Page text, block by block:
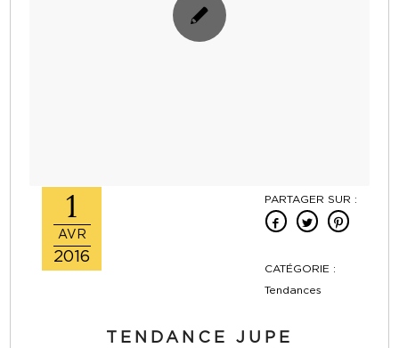
1
AVR
2016
PARTAGER SUR :
CATÉGORIE :
Tendances
TENDANCE JUPE